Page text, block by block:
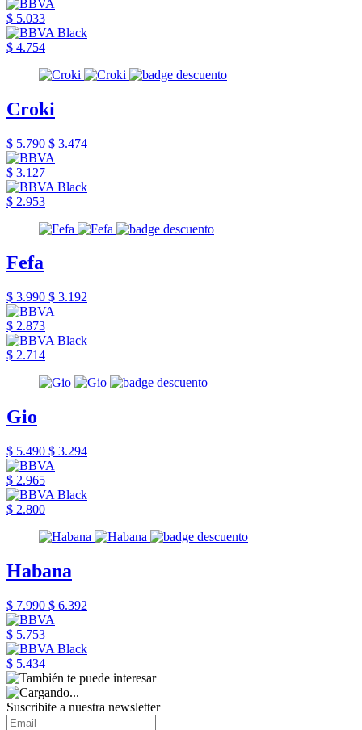
$ 5.033
$ 4.754
Croki
$ 5.790 $ 3.474
$ 3.127
$ 2.953
Fefa
$ 3.990 $ 3.192
$ 2.873
$ 2.714
Gio
$ 5.490 $ 3.294
$ 2.965
$ 2.800
Habana
$ 7.990 $ 6.392
$ 5.753
$ 5.434
Suscribite a nuestra newsletter